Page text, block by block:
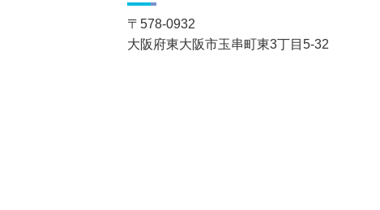
〒 578-0932
大阪府東大阪市玉串町東3丁目5-32